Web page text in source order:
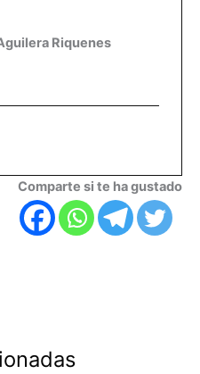
Riquenes
Comparte si te ha gustado